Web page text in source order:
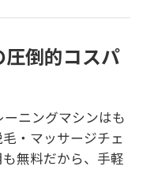
圧倒的コスパ
ニングマシンはも
・マッサージチェ
無料だから、手軽